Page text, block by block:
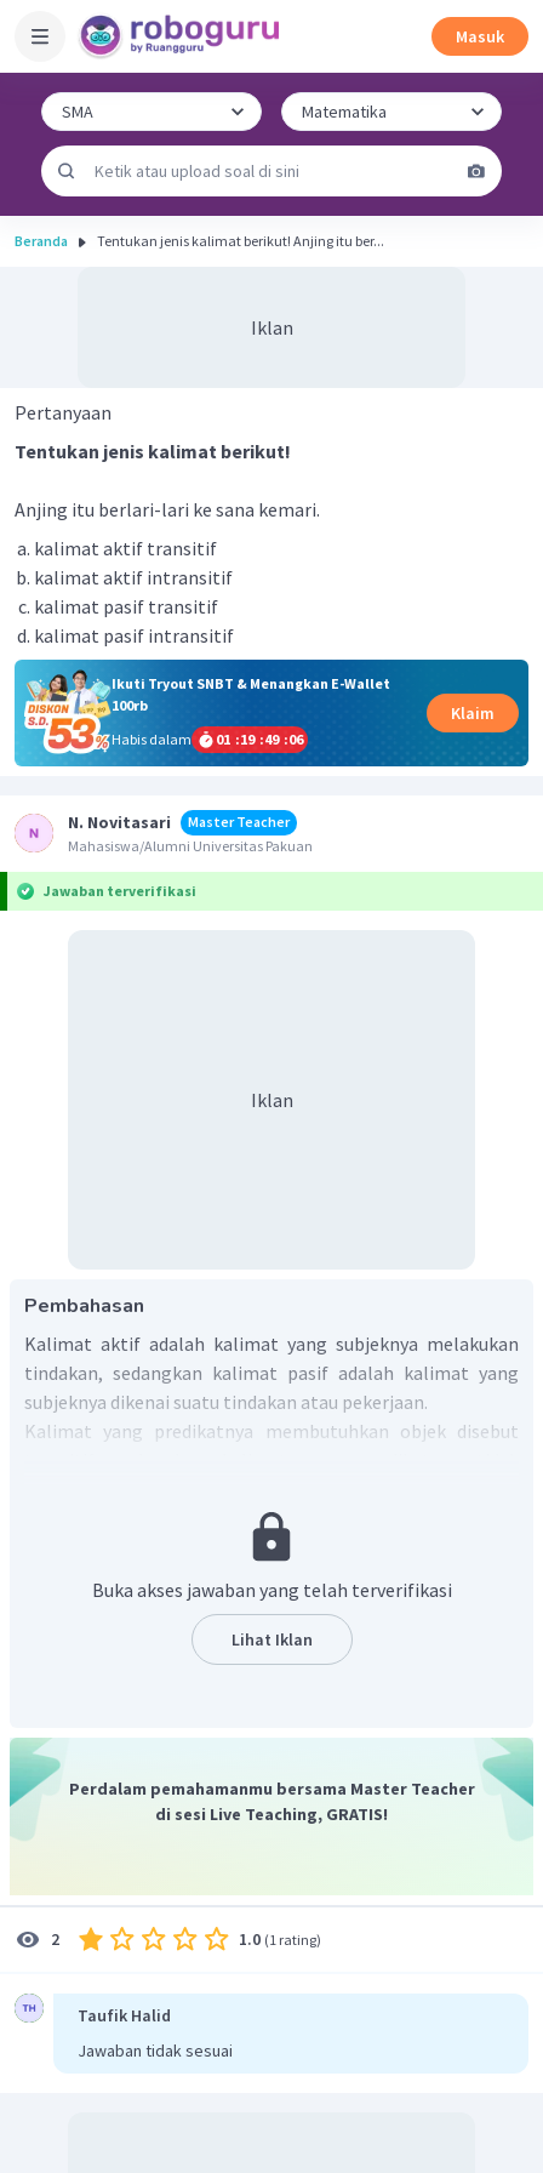
Masuk
Beranda Tentukan jenis kalimat berikut! Anjing itu ber...
Iklan
Pertanyaan
Tentukan jenis kalimat berikut!
Anjing itu berlari-lari ke sana kemari.
kalimat aktif transitif
kalimat aktif intransitif
kalimat pasif transitif
kalimat pasif intransitif
Ikuti Tryout SNBT & Menangkan E-Wallet
100rb
Habis dalam
01 :19 :49 :05
Klaim
N. Novitasari
Master Teacher
Mahasiswa/Alumni Universitas Pakuan
Jawaban terverifikasi
Iklan
Pembahasan
Kalimat aktif adalah kalimat yang subjeknya melakukan
tindakan, sedangkan kalimat pasif adalah kalimat yang
subjeknya dikenai suatu tindakan atau pekerjaan.
Kalimat yang predikatnya membutuhkan objek disebut
Anjing itu berlari-lari ke sana kemari.
Kalimat tersebut merupakan
), dan predikatnya tidak membutuhkan objek (
merupakan keterangan).
Dengan demikian, jawaban yang benar adalah pilihan B.
Buka akses jawaban yang telah terverifikasi
Lihat Iklan
Perdalam pemahamanmu bersama Master Teacher
di sesi Live Teaching, GRATIS!
2 1.0 (1 rating)
Taufik Halid
Jawaban tidak sesuai